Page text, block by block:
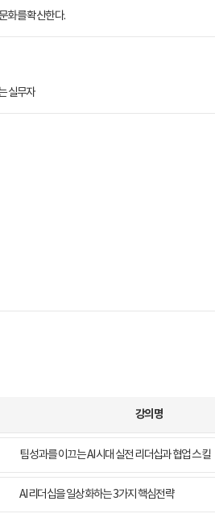
화를 확산한다.
실무자
강의명
팀 성과를 이끄는 AI 시대 실전 리더십과 협업 스킬
AI 리더십을 일상화하는 3가지 핵심전략